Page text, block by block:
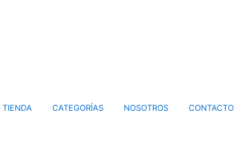
TIENDA CATEGORÍAS NOSOTROS CONTACTO